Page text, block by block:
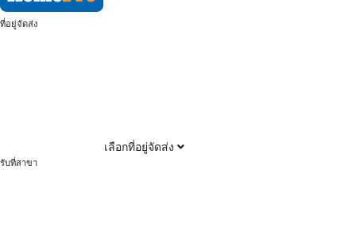
ที่อยู่จัดส่ง
เลือกที่อยู่จัดส่ง
รับที่สาขา